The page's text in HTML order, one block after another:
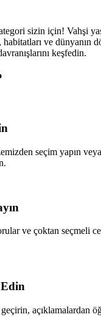
sizin için! Vahşi
ve dünyanın
keşfedin.
seçim yapın
ve çoktan seçmeli
geçirin, açıklamalardan